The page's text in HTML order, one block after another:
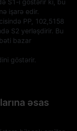
S1-i göstərir ki, bu
işarə edir.
PP, 102,5158
S2 yerləşdirir. Bu
bazar
göstərir.
əsas